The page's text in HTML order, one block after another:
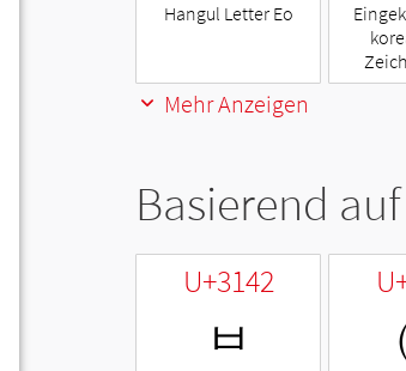
Hangul Letter Eo
Mehr Anzeigen
Basierend auf
U+3142
ㅂ